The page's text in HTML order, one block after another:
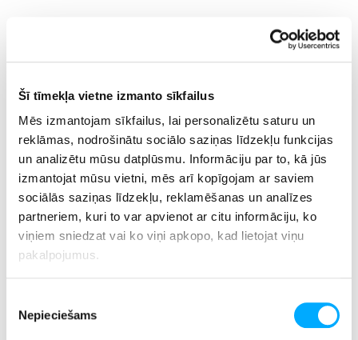
Šī tīmekļa vietne izmanto sīkfailus
Mēs izmantojam sīkfailus, lai personalizētu saturu un
reklāmas, nodrošinātu sociālo saziņas līdzekļu funkcijas
un analizētu mūsu datplūsmu. Informāciju par to, kā jūs
izmantojat mūsu vietni, mēs arī kopīgojam ar saviem
sociālās saziņas līdzekļu, reklamēšanas un analīzes
partneriem, kuri to var apvienot ar citu informāciju, ko
viņiem sniedzat vai ko viņi apkopo, kad lietojat viņu
pakalpojumus.
izvēle
Nepieciešams